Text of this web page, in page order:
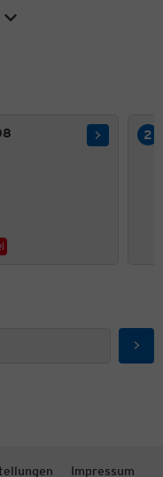
Impressum